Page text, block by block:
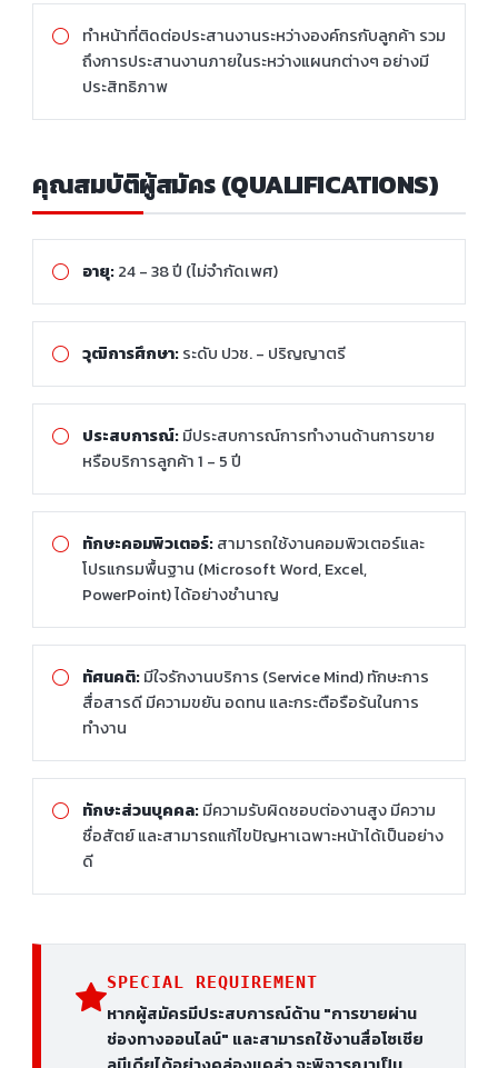
ทำหน้าที่ติดต่อประสานงานระหว่างองค์กรกับลูกค้า รวม
ถึงการประสานงานภายในระหว่างแผนกต่างๆ อย่างมี
ประสิทธิภาพ
คุณสมบัติผู้สมัคร (QUALIFICATIONS)
อายุ:24 - 38 ปี (ไม่จำกัดเพศ)
วุฒิการศึกษา:ระดับ ปวช. - ปริญญาตรี
ประสบการณ์:มีประสบการณ์การทำงานด้านการขาย
หรือบริการลูกค้า 1 - 5 ปี
ทักษะคอมพิวเตอร์:สามารถใช้งานคอมพิวเตอร์และ
โปรแกรมพื้นฐาน (Microsoft Word, Excel,
PowerPoint) ได้อย่างชำนาญ
ทัศนคติ:มีใจรักงานบริการ (Service Mind) ทักษะการ
สื่อสารดี มีความขยัน อดทน และกระตือรือร้นในการ
ทำงาน
ทักษะส่วนบุคคล:มีความรับผิดชอบต่องานสูง มีความ
ซื่อสัตย์ และสามารถแก้ไขปัญหาเฉพาะหน้าได้เป็นอย่าง
ดี
SPECIAL REQUIREMENT
หากผู้สมัครมีประสบการณ์ด้าน "การขายผ่าน
ช่องทางออนไลน์" และสามารถใช้งานสื่อโซเชีย